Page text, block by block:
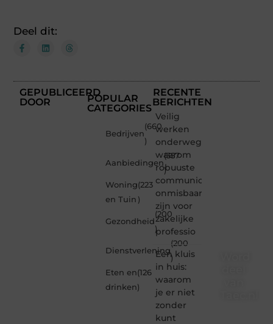
Deel dit:
GEPUBLICEERD
DOOR
POPULAR
CATEGORIES
Bedrijven
(660
)
Aanbiedingen
(357
)
Woning
en Tuin
(223
)
Gezondheid
(200
)
Dienstverlening
(200
)
Eten en
drinken
(126
)
RECENTE
BERICHTEN
Veilig
werken
onderweg:
waarom
robuuste
communicatiemiddelen
onmisbaar
zijn voor
zakelijke
professio
Een kluis
in huis:
waarom
je er niet
zonder
kunt